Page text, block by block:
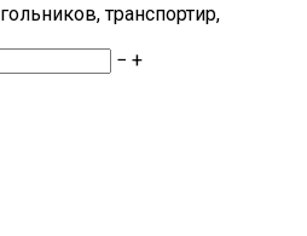
транспортир,
− +